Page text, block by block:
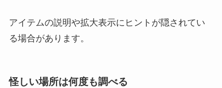
アイテムの説明や拡大表示にヒントが隠されてい
る場合があります。
怪しい場所は何度も調べる